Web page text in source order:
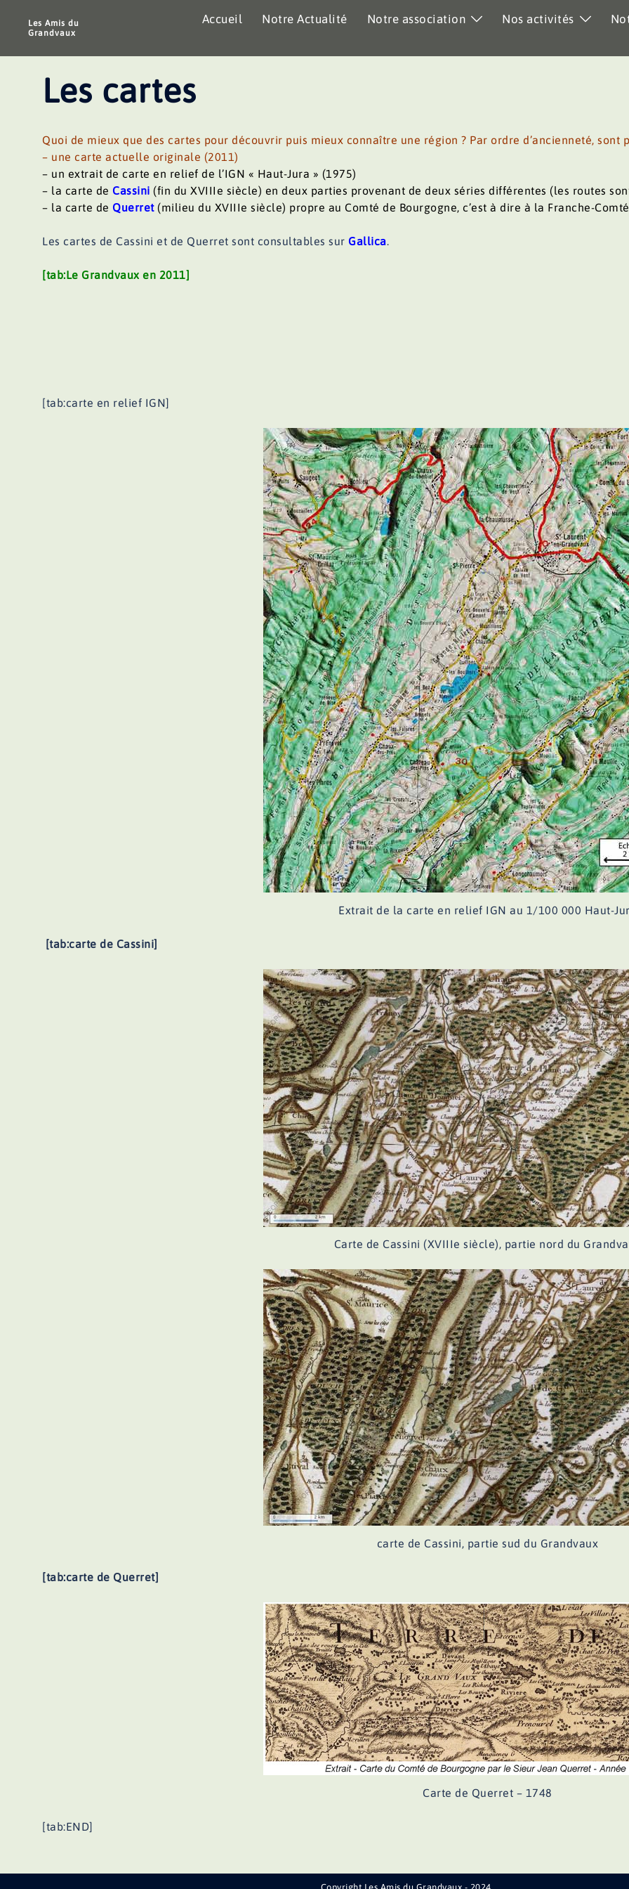
Les Amis du
Grandvaux
Accueil Notre Actualité Notre association Nos activités
Les cartes
Quoi de mieux que des cartes pour découvrir puis mieux connaître une région ? Par ordre d’ancienneté, sont
– une carte actuelle originale (2011)
– un extrait de carte en relief de l’IGN « Haut-Jura » (1975)
– la carte de Cassini (fin du XVIIIe siècle) en deux parties provenant de deux séries différentes (les routes
– la carte de Querret(milieu du XVIIIe siècle) propre au Comté de Bourgogne, c’est à dire à la Franche-
Les cartes de Cassini et de Querret sont consultables sur Gallica.
[tab:Le Grandvaux en 2011]
[tab:carte en relief IGN]
Extrait de la carte en relief IGN au 1/100 000 Haut-
[tab:carte de Cassini]
Carte de Cassini (XVIIIe siècle), partie nord du
carte de Cassini, partie sud du Grandvaux
[tab:carte de Querret]
Carte de Querret – 1748
[tab:END]